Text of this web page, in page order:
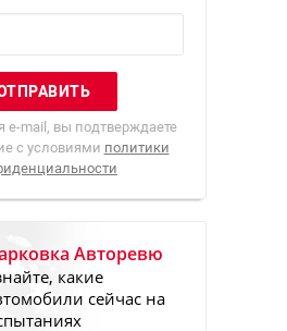
e-mail, вы подтверждаете
с условиями политики
Авторевю
какие
сейчас на